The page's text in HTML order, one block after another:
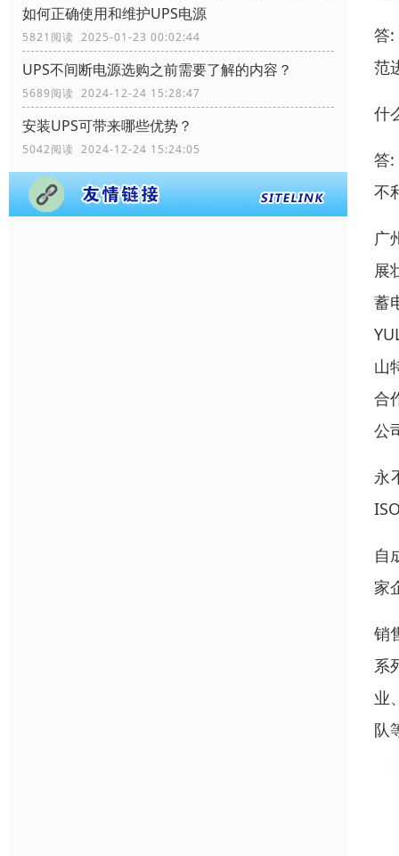
如何正确使用和维护UPS电源
5821阅读 2025-01-23 00:02:44
UPS不间断电源选购之前需要了解的内容？
5689阅读 2024-12-24 15:28:47
安装UPS可带来哪些优势？
5042阅读 2024-12-24 15:24:05
答:
范
什
答:
不
广
展
蓄
山
合
公
永
自
家
销
系
业
队